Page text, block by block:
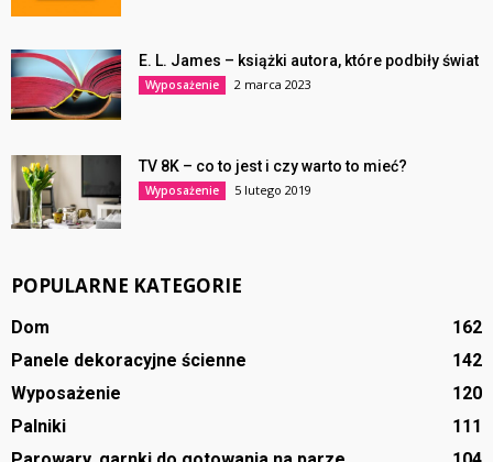
E. L. James – książki autora, które podbiły świat
Wyposażenie 2 marca 2023
TV 8K – co to jest i czy warto to mieć?
Wyposażenie 5 lutego 2019
POPULARNE KATEGORIE
Dom
162
Panele dekoracyjne ścienne
142
Wyposażenie
120
Palniki
111